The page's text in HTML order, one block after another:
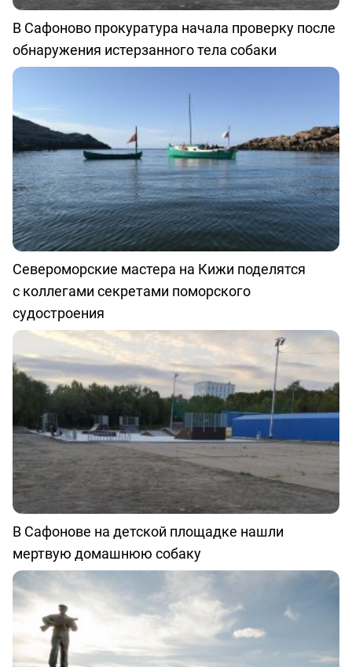
В Сафоново прокуратура начала проверку после
обнаружения истерзанного тела собаки
Североморские мастера на Кижи поделятся
с коллегами секретами поморского
судостроения
В Сафонове на детской площадке нашли
мертвую домашнюю собаку